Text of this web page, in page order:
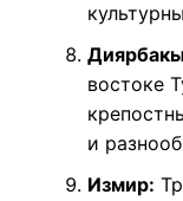
востоке
и
Измир: